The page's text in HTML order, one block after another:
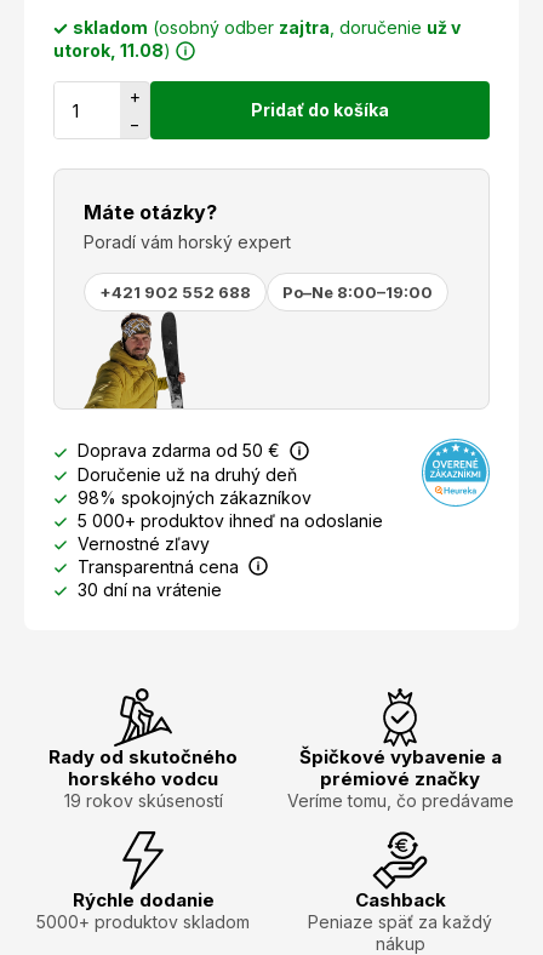
skladom (osobný odber zajtra , doručenie už v
utorok, 11.08)
+
−
Pridať do košíka
Máte otázky?
Poradí vám horský expert
+421 902 552 688 Po–Ne 8:00–19:00
Doprava zdarma od 50 €
Doručenie už na druhý deň
98% spokojných zákazníkov
5 000+ produktov ihneď na odoslanie
Vernostné zľavy
Transparentná cena
30 dní na vrátenie
Rady od skutočného
horského vodcu
19 rokov skúseností
Špičkové vybavenie a
prémiové značky
Veríme tomu, čo predávame
Rýchle dodanie
5000+ produktov skladom
Cashback
Peniaze späť za každý
nákup